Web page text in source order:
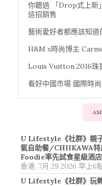
你聽過 「Drop式上新
這招銷售
藝術愛好者都應該知
H&M x時尚博主
Louis Vuitton 2016珠
看好中國市場 國際時
U Lifestyle《社群》親
氣自助餐/CHIIKAWA特
Foodie率先試食星級酒
香港, 7月 29 2026 早上6
U Lifestyle《社群》玩